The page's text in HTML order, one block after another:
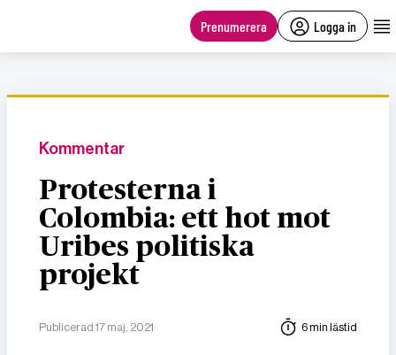
Prenumerera Logga in
Kommentar
Protesterna i
Colombia: ett hot mot
Uribes politiska
projekt
Publicerad 17 maj, 2021 6 min lästid